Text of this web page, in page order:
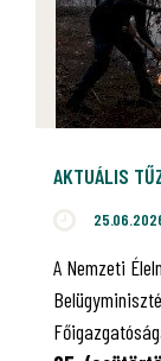
AKTUÁLIS
A Nemzeti